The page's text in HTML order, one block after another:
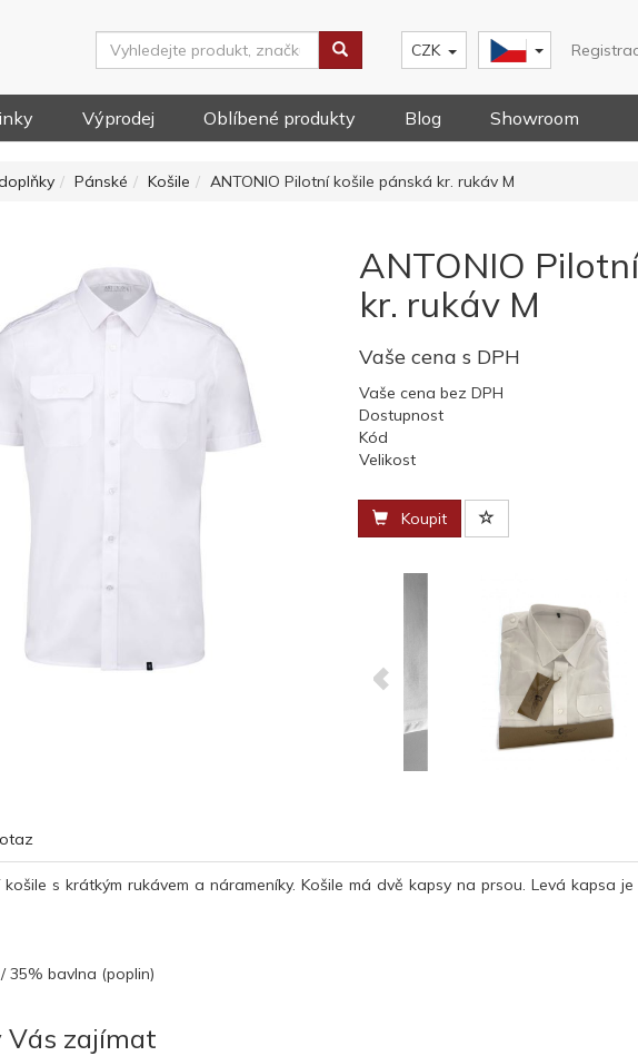
CZK
Výprodej Oblíbené produkty Blog Showroom
Pánské Košile ANTONIO Pilotní košile pánská kr. rukáv M
ANTONIO
kr. rukáv M
Vaše cena s DPH
Vaše cena bez DPH
Dostupnost
Kód
Velikost
Koupit
košile s krátkým rukávem a nárameníky. Košile má dvě kapsy na prsou. Levá kapsa
35% bavlna (poplin)
Vás zajímat